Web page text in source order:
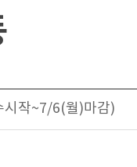
시작~7/6(월)마감)